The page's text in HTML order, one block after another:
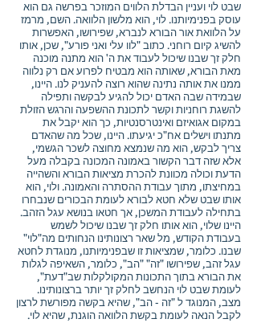
שבט לוי ועניין הבדלת הלווים המוזכר בפרשה גם הוא
עוסק בפנימיותנו. לוי, הוא מלשון הלוואה. השם, מרמז
על הלוואת אור הבורא לנברא, שפירושו, האפשרות
להשיג קיום רוחני. כתוב "לוו עלי ואני פורע", שכן, אותו
חלק זך שבנו שיכול לעבוד את ה' הוא מתנה מוכנה
מאת הבורא, שאותה הוא מבטיח לפרוע אם רק נלווה
ממנו את אותה נתינה שהוא רוצה להעניק לנו. היינו,
שבמידה שבה האדם יכול להגיע לבקשה ותפילה
להשגת רוחניות וקשר לתכונת ההשפעה והרגש הזולת
במקום אגואיזם ואינטרסנטיות, כך הוא יקבל את
מתנתו וישלים אח"כ יגיעתו. היינו, שכל מה שהאדם
צריך לבקש, הוא מה שנמצא מחוצה לשכר הגשמי,
אלא שזה דבר הקשור באמונה המכונה בקבלה מעל
הדעת וכולה מכוונת להכרת מציאות הבורא והשהייה
במחיצתו, מתוך עבודת ההסתרה והאמונה. ולוי, הוא
אותו שבט שלא חטא לבורא לעומת הבכורים שנבחרו
בתחילה לעבודת המשכן, אך חטאו בנושא עגל הזהב.
היינו שלוי, הוא אותו חלק זך שבנו שיכול לשמש
בעבודת הקודש, מל שאר רצונותינו הנחותים מה"לוי"
שבנו. כלומר, שמציאות זו שבפנימיותנו, מנוגדת לחטא
עגל זהב, שפירושו "זה" "הב", כלומר, השאיפה לגלות
את הבורא בתוך התכונות המקולקלות שב"דעת",
לעומת שבט לוי הנחשב לחלק זך יותר ברצונותינו.
מצב, המנוגד ל "זה - הב", שהיא בקשה מפורשת לרצון
לקבל הנאה לעומת בקשת הלוואה הוגנת, שהיא לוי.